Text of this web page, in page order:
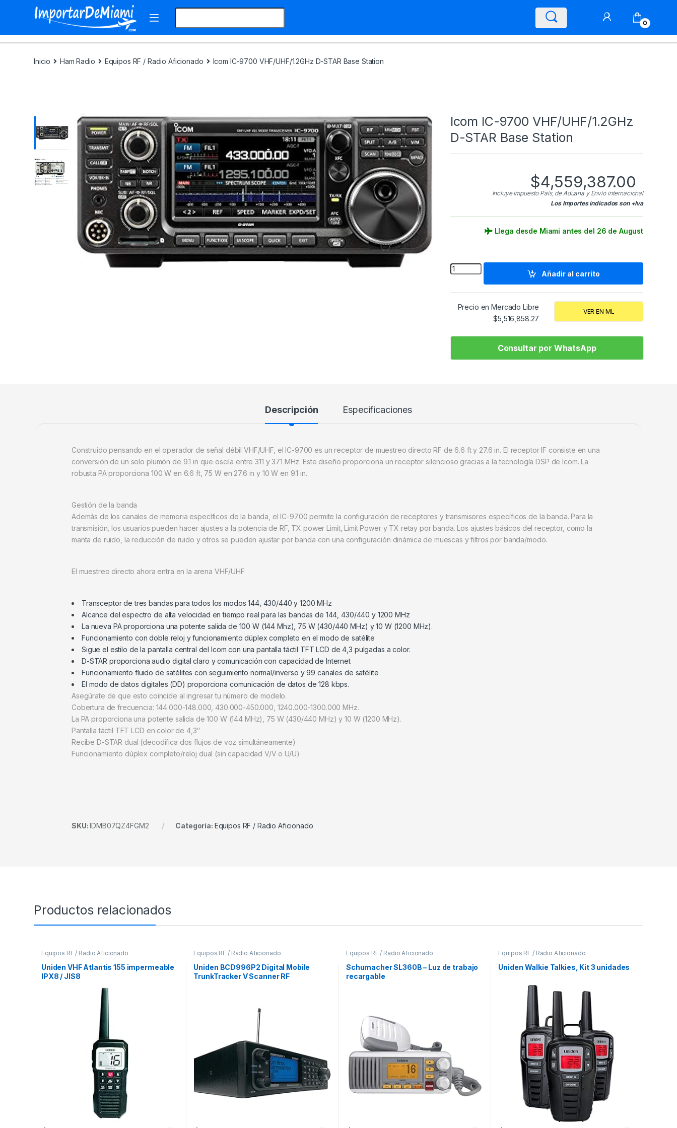
Skip to navigation
Skip to content
Search for:
0
Inicio Ham Radio Equipos RF / Radio Aficionado Icom IC-9700 VHF/UHF/1.2GHz D-STAR Base Station
🔍
Icom IC-9700 VHF/UHF/1.2GHz
D-STAR Base Station
$4,559,387.00
Incluye Impuesto País, de Aduana y Envío internacional
Los Importes indicados son +Iva
Llega desde Miami antes del 26 de August
Quantity
Añadir al carrito
Precio en Mercado Libre
$5,516,858.27
VER EN ML
Consultar por WhatsApp
Descripción Especificaciones
Construido pensando en el operador de señal débil VHF/UHF, el IC-9700 es un receptor de muestreo directo RF de 6.6 ft y 27.6 in. El receptor IF consiste en una
conversión de un solo plumón de 9.1 in que oscila entre 311 y 371 MHz. Este diseño proporciona un receptor silencioso gracias a la tecnología DSP de Icom. La
robusta PA proporciona 100 W en 6.6 ft, 75 W en 27.6 in y 10 W en 9.1 in.
Gestión de la banda
Además de los canales de memoria específicos de la banda, el IC-9700 permite la configuración de receptores y transmisores específicos de la banda. Para la
transmisión, los usuarios pueden hacer ajustes a la potencia de RF, TX power Limit, Limit Power y TX retay por banda. Los ajustes básicos del receptor, como la
manta de ruido, la reducción de ruido y otros se pueden ajustar por banda con una configuración dinámica de muescas y filtros por banda/modo.
El muestreo directo ahora entra en la arena VHF/UHF
Transceptor de tres bandas para todos los modos 144, 430/440 y 1200 MHz
Alcance del espectro de alta velocidad en tiempo real para las bandas de 144, 430/440 y 1200 MHz
La nueva PA proporciona una potente salida de 100 W (144 Mhz), 75 W (430/440 MHz) y 10 W (1200 MHz).
Funcionamiento con doble reloj y funcionamiento dúplex completo en el modo de satélite
Sigue el estilo de la pantalla central del Icom con una pantalla táctil TFT LCD de 4,3 pulgadas a color.
D-STAR proporciona audio digital claro y comunicación con capacidad de Internet
Funcionamiento fluido de satélites con seguimiento normal/inverso y 99 canales de satélite
El modo de datos digitales (DD) proporciona comunicación de datos de 128 kbps.
Asegúrate de que esto coincide al ingresar tu número de modelo.
Cobertura de frecuencia: 144.000-148.000, 430.000-450.000, 1240.000-1300.000 MHz.
La PA proporciona una potente salida de 100 W (144 MHz), 75 W (430/440 MHz) y 10 W (1200 MHz).
Pantalla táctil TFT LCD en color de 4,3″
Recibe D-STAR dual (decodifica dos flujos de voz simultáneamente)
Funcionamiento dúplex completo/reloj dual (sin capacidad V/V o U/U)
SKU:IDMB07QZ4FGM2 Categoría: Equipos RF / Radio Aficionado
Productos relacionados
Equipos RF / Radio Aficionado
Uniden VHF Atlantis 155 impermeable
IPX8 / JIS8
Equipos RF / Radio Aficionado
Uniden BCD996P2 Digital Mobile
TrunkTracker V Scanner RF
Equipos RF / Radio Aficionado
Schumacher SL360B – Luz de trabajo
recargable
Equipos RF / Radio Aficionado
Uniden Walkie Talkies, Kit 3 unidades